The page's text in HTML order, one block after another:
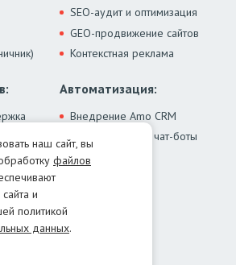
SEO-аудит и оптимизация
GEO-продвижение сайтов
Контекстная реклама
Автоматизация:
Внедрение Amo CRM
ИИ-ассистенты и чат-боты
Интеграции
77-02
351-74-32
наш сайт, вы
файлов
и
политикой
данных.